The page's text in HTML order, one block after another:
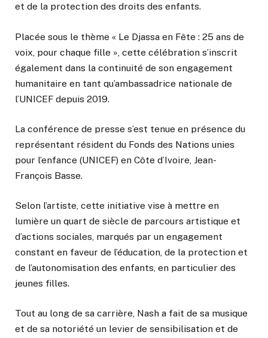
et de la protection des droits des enfants.
Placée sous le thème « Le Djassa en Fête : 25 ans de
voix, pour chaque fille », cette célébration s’inscrit
également dans la continuité de son engagement
humanitaire en tant qu’ambassadrice nationale de
l’UNICEF depuis 2019.
La conférence de presse s’est tenue en présence du
représentant résident du Fonds des Nations unies
pour l’enfance (UNICEF) en Côte d’Ivoire, Jean-
François Basse.
Selon l’artiste, cette initiative vise à mettre en
lumière un quart de siècle de parcours artistique et
d’actions sociales, marqués par un engagement
constant en faveur de l’éducation, de la protection et
de l’autonomisation des enfants, en particulier des
jeunes filles.
Tout au long de sa carrière, Nash a fait de sa musique
et de sa notoriété un levier de sensibilisation et de